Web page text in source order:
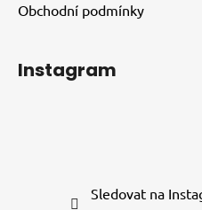
Obchodní podmínky
Instagram
Sledovat na